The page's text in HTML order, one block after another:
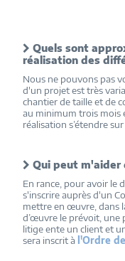
Quels sont
réalisation des
Nous ne pouvons pas
d'un projet est très
chantier de taille et de
au minimum trois mois
réalisation s’étendre
Qui peut m'aider
En rance, pour avoir le
s'inscrire auprès d'un
mettre en œuvre, dans
d’œuvre le prévoit, une
litige ente un client et
sera inscrit à l'Ordre